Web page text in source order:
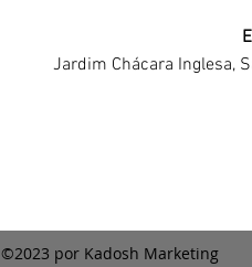
Jardim Chácara Inglesa,
©2023 por Kadosh Marketing